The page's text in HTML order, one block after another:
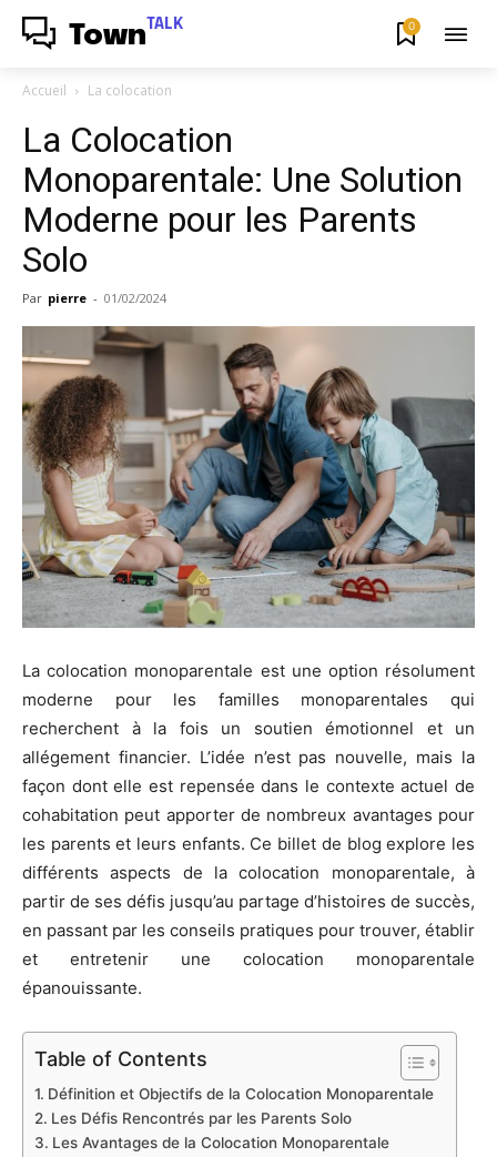
Town TALK 0
Accueil La colocation
La Colocation
Monoparentale: Une Solution
Moderne pour les Parents
Solo
Par pierre - 01/02/2024
La colocation monoparentale est une option résolument
moderne pour les familles monoparentales qui
recherchent à la fois un soutien émotionnel et un
allégement financier. L’idée n’est pas nouvelle, mais la
façon dont elle est repensée dans le contexte actuel de
cohabitation peut apporter de nombreux avantages pour
les parents et leurs enfants. Ce billet de blog explore les
différents aspects de la colocation monoparentale, à
partir de ses défis jusqu’au partage d’histoires de succès,
en passant par les conseils pratiques pour trouver, établir
et entretenir une colocation monoparentale
épanouissante.
Table of Contents
Définition et Objectifs de la Colocation Monoparentale
Les Défis Rencontrés par les Parents Solo
Les Avantages de la Colocation Monoparentale